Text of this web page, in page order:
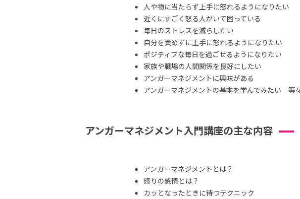
人や物に当たらず上手に怒れるようになりたい
近くにすごく怒る人がいて困っている
毎日のストレスを減らしたい
自分を責めずに上手に怒れるようになりたい
ポジティブな毎日を過ごせるようになりたい
家族や職場の人間関係を良好にしたい
アンガーマネジメントに興味がある
アンガーマネジメントの基本を学んでみたい 等
アンガーマネジメント入門講座の主な内容
アンガーマネジメントとは？
怒りの感情とは？
カッとなったときに待つテクニック